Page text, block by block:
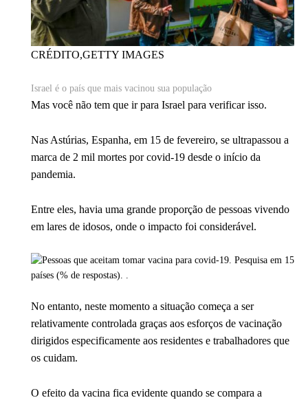
CRÉDITO,GETTY IMAGES
Israel é o país que mais vacinou sua população
Mas você não tem que ir para Israel para verificar isso.
Nas Astúrias, Espanha, em 15 de fevereiro, se ultrapassou a
marca de 2 mil mortes por covid-19 desde o início da
pandemia.
Entre eles, havia uma grande proporção de pessoas vivendo
em lares de idosos, onde o impacto foi considerável.
No entanto, neste momento a situação começa a ser
relativamente controlada graças aos esforços de vacinação
dirigidos especificamente aos residentes e trabalhadores que
os cuidam.
O efeito da vacina fica evidente quando se compara a